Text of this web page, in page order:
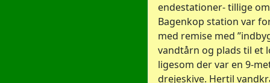
endestationer- tillige
Bagenkop station var
med remise med
vandtårn og plads til et
ligesom der var en 9-
drejeskive. Hertil